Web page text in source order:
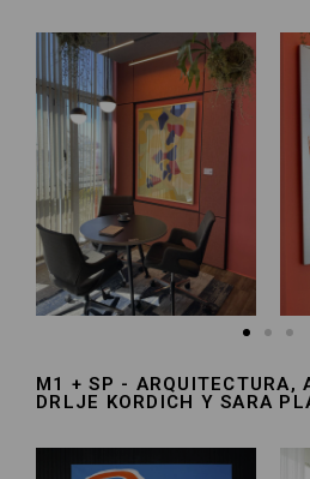
M1 + SP - ARQUITECTURA,
DRLJE KORDICH Y SARA